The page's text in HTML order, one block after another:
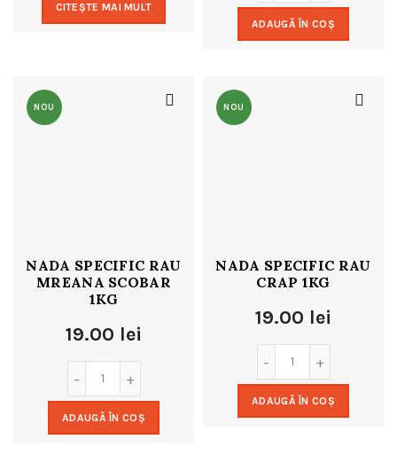
CITEȘTE MAI MULT
ADAUGĂ ÎN COȘ
NOU
NADA SPECIFIC RAU
MREANA SCOBAR
1KG
19.00 lei
ADAUGĂ ÎN COȘ
NOU
NADA SPECIFIC RAU
CRAP 1KG
19.00 lei
ADAUGĂ ÎN COȘ